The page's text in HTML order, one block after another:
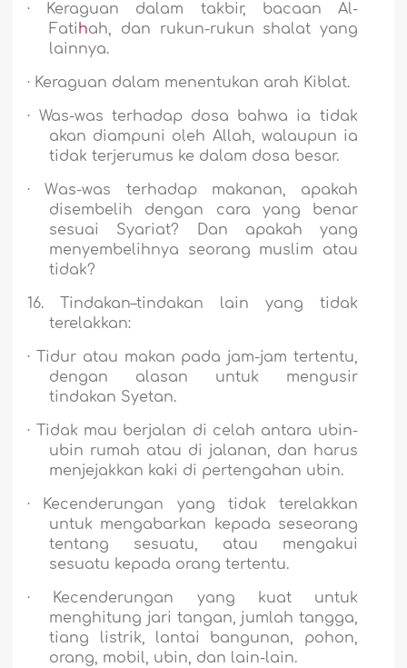
·
Keraguan dalam takbir, bacaan Al-
Fatihah, dan rukun-rukun shalat yang
lainnya.
· Keraguan dalam menentukan arah Kiblat.
· Was-was terhadap dosa bahwa ia tidak
akan diampuni oleh Allah, walaupun ia
tidak terjerumus ke dalam dosa besar.
· Was-was terhadap makanan, apakah
disembelih dengan cara yang benar
sesuai Syariat? Dan apakah yang
menyembelihnya seorang muslim atau
tidak?
16.
Tindakan–tindakan lain yang tidak
terelakkan:
·
Tidur atau makan pada jam-jam tertentu,
dengan alasan untuk mengusir
tindakan Syetan.
·
Tidak mau berjalan di celah antara ubin-
ubin rumah atau di jalanan, dan harus
menjejakkan kaki di pertengahan ubin.
·
Kecenderungan yang tidak terelakkan
untuk mengabarkan kepada seseorang
tentang sesuatu, atau mengakui
sesuatu kepada orang tertentu.
·
Kecenderungan yang kuat untuk
menghitung jari tangan, jumlah tangga,
tiang listrik, lantai bangunan, pohon,
orang, mobil, ubin, dan lain-lain.